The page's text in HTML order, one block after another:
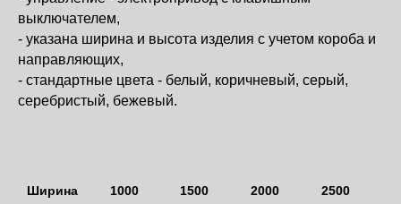
выключателем,
- указана ширина и высота изделия с учетом короба и
направляющих,
- стандартные цвета - белый, коричневый, серый,
серебристый, бежевый.
Ширина 1000 1500 2000 2500